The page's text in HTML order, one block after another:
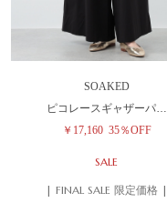
SOAKED
ピコレースギャザーパ…
￥17,160 35％OFF
SALE
| FINAL SALE 限定価格 |